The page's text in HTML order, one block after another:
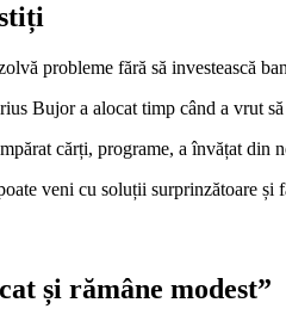
probleme fără să investească
Bujor a alocat timp când a vrut să
cărți, programe, a învățat din
veni cu soluții surprinzătoare
și rămâne modest”